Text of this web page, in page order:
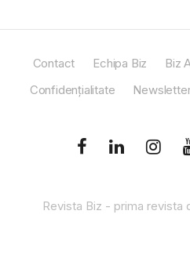
Contact Echipa Biz Biz
Confidențialitate
Revista Biz - prima revista